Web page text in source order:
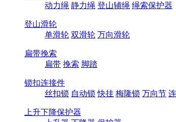
动力绳 静力绳 登山辅绳 绳索保护器
登山滑轮
单滑轮 双滑轮 万向滑轮
扁带挽索
扁带 挽索 脚踏
锁扣连接件
丝扣锁 自动锁 快挂 梅隆锁 万向节
上升下降保护器